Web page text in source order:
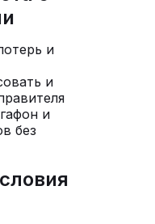
и
и
и
без